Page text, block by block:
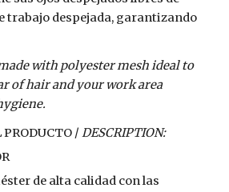
trabajo despejada, garantizando
with polyester mesh ideal to
of hair and your work area
PRODUCTO / DESCRIPTION:
de alta calidad con las